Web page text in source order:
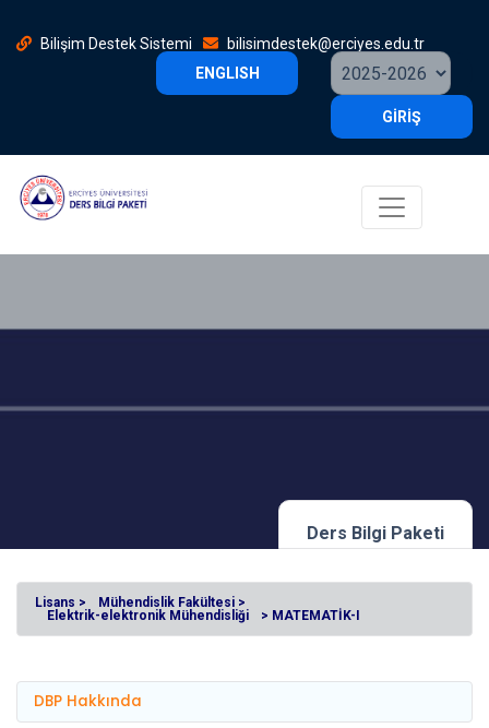
Bilişim Destek Sistemi
bilisimdestek@erciyes.edu.tr
ENGLISH
GİRİŞ
Ders Bilgi Paketi
Lisans >
Mühendislik Fakültesi >
Elektrik-elektronik Mühendisliği
> MATEMATİK-I
DBP Hakkında